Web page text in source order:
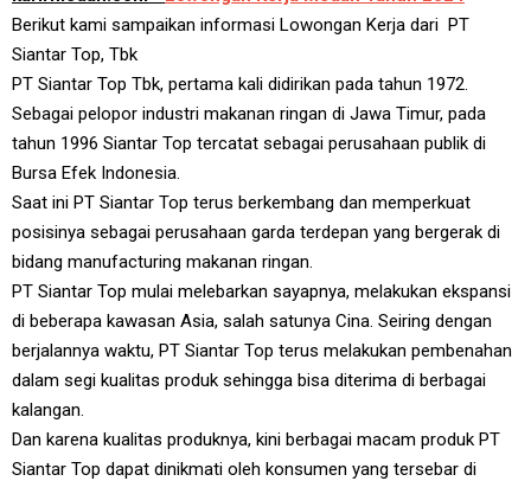
Berikut kami sampaikan informasi Lowongan Kerja dari PT
Siantar Top, Tbk
PT Siantar Top Tbk, pertama kali didirikan pada tahun 1972.
Sebagai pelopor industri makanan ringan di Jawa Timur, pada
tahun 1996 Siantar Top tercatat sebagai perusahaan publik di
Bursa Efek Indonesia.
Saat ini PT Siantar Top terus berkembang dan memperkuat
posisinya sebagai perusahaan garda terdepan yang bergerak di
bidang manufacturing makanan ringan.
PT Siantar Top mulai melebarkan sayapnya, melakukan ekspansi
di beberapa kawasan Asia, salah satunya Cina. Seiring dengan
berjalannya waktu, PT Siantar Top terus melakukan pembenahan
dalam segi kualitas produk sehingga bisa diterima di berbagai
kalangan.
Dan karena kualitas produknya, kini berbagai macam produk PT
Siantar Top dapat dinikmati oleh konsumen yang tersebar di